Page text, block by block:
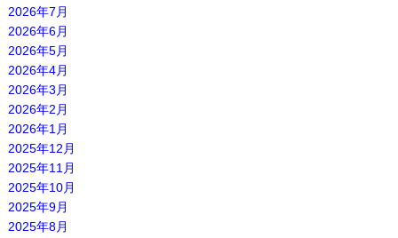
2026年7月
2026年6月
2026年5月
2026年4月
2026年3月
2026年2月
2026年1月
2025年12月
2025年11月
2025年10月
2025年9月
2025年8月